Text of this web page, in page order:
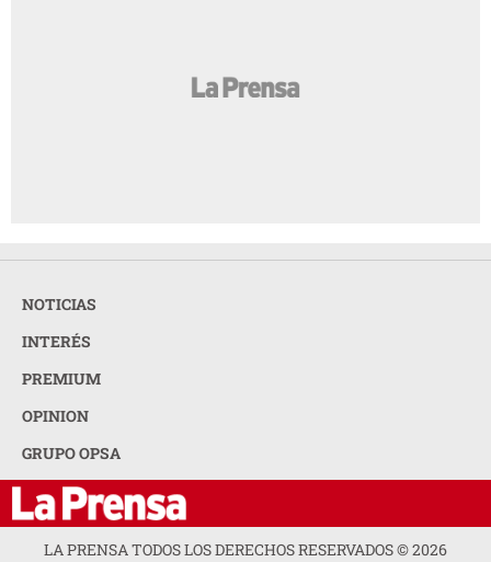
NOTICIAS
INTERÉS
PREMIUM
OPINION
GRUPO OPSA
LA PRENSA TODOS LOS DERECHOS RESERVADOS ©2026